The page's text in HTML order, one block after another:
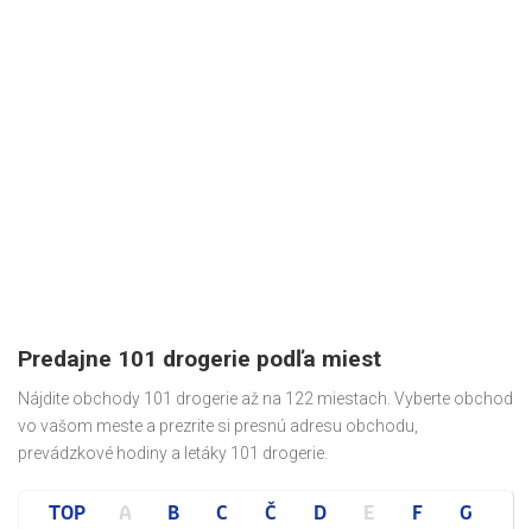
Predajne 101 drogerie podľa miest
Nájdite obchody 101 drogerie až na 122 miestach. Vyberte obchod
vo vašom meste a prezrite si presnú adresu obchodu,
prevádzkové hodiny a letáky 101 drogerie.
TOP A B C Č D E F
G